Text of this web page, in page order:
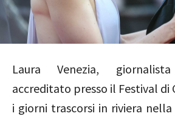
Laura Venezia,
accreditato presso il Festival di
i giorni trascorsi in riviera